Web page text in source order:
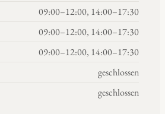
09:00–12:00, 14:00–17:30
09:00–12:00, 14:00–17:30
09:00–12:00, 14:00–17:30
geschlossen
geschlossen